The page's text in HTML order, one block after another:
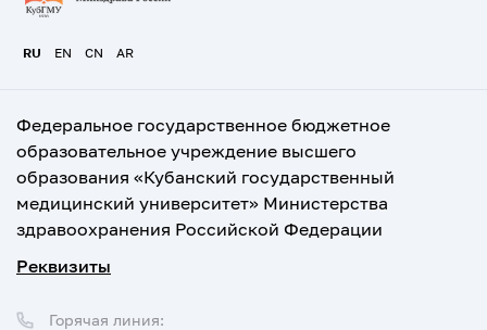
RU EN CN AR
Федеральное государственное бюджетное
образовательное учреждение высшего
образования «Кубанский государственный
медицинский университет» Министерства
здравоохранения Российской Федерации
Реквизиты
Горячая линия: